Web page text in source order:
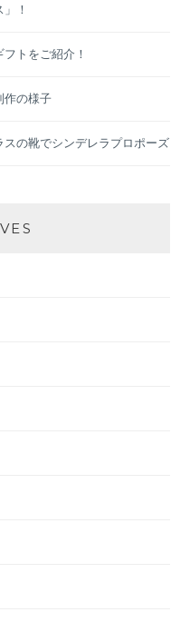
！
トをご紹介！
作の様子
の靴でシンデレラプロポーズ